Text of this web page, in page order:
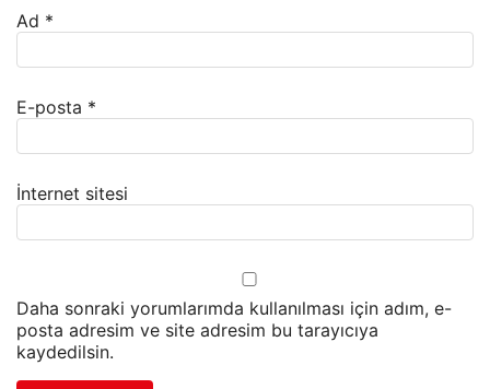
Ad *
E-posta *
İnternet sitesi
Daha sonraki yorumlarımda kullanılması için adım, e-
posta adresim ve site adresim bu tarayıcıya
kaydedilsin.